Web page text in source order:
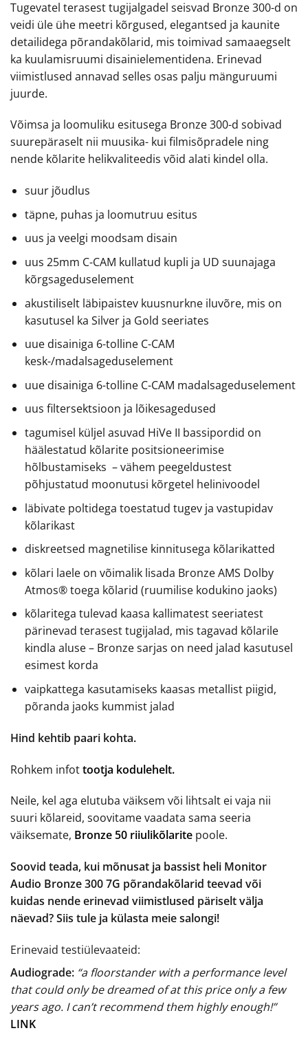
Tugevatel terasest tugijalgadel seisvad Bronze 300-d on
veidi üle ühe meetri kõrgused, elegantsed ja kaunite
detailidega põrandakõlarid, mis toimivad samaaegselt
ka kuulamisruumi disainielementidena. Erinevad
viimistlused annavad selles osas palju mänguruumi
juurde.
Võimsa ja loomuliku esitusega Bronze 300-d sobivad
suurepäraselt nii muusika- kui filmisõpradele ning
nende kõlarite helikvaliteedis võid alati kindel olla.
suur jõudlus
täpne, puhas ja loomutruu esitus
uus ja veelgi moodsam disain
uus 25mm C-CAM kullatud kupli ja UD suunajaga
kõrgsageduselement
akustiliselt läbipaistev kuusnurkne iluvõre, mis on
kasutusel ka Silver ja Gold seeriates
uue disainiga 6-tolline C-CAM
kesk-/madalsageduselement
uue disainiga 6-tolline C-CAM madalsageduselement
uus filtersektsioon ja lõikesagedused
tagumisel küljel asuvad HiVe II bassipordid on
häälestatud kõlarite positsioneerimise
hõlbustamiseks – vähem peegeldustest
põhjustatud moonutusi kõrgetel helinivoodel
läbivate poltidega toestatud tugev ja vastupidav
kõlarikast
diskreetsed magnetilise kinnitusega kõlarikatted
kõlari laele on võimalik lisada Bronze AMS Dolby
Atmos® toega kõlarid (ruumilise kodukino jaoks)
kõlaritega tulevad kaasa kallimatest seeriatest
pärinevad terasest tugijalad, mis tagavad kõlarile
kindla aluse – Bronze sarjas on need jalad kasutusel
esimest korda
vaipkattega kasutamiseks kaasas metallist piigid,
põranda jaoks kummist jalad
Hind kehtib paari kohta.
Rohkem infottootja kodulehelt.
Neile, kel aga elutuba väiksem või lihtsalt ei vaja nii
suuri kõlareid, soovitame vaadata sama seeria
väiksemate, Bronze 50 riiulikõlarite poole.
Soovid teada, kui mõnusat ja bassist heli Monitor
Audio Bronze 300 7G põrandakõlarid teevad või
kuidas nende erinevad viimistlused päriselt välja
näevad? Siis tule ja külasta meie salongi!
Erinevaid testiülevaateid:
Audiograde: “a floorstander with a performance level
that could only be dreamed of at this price only a few
years ago. I can’t recommend them highly enough!”
LINK